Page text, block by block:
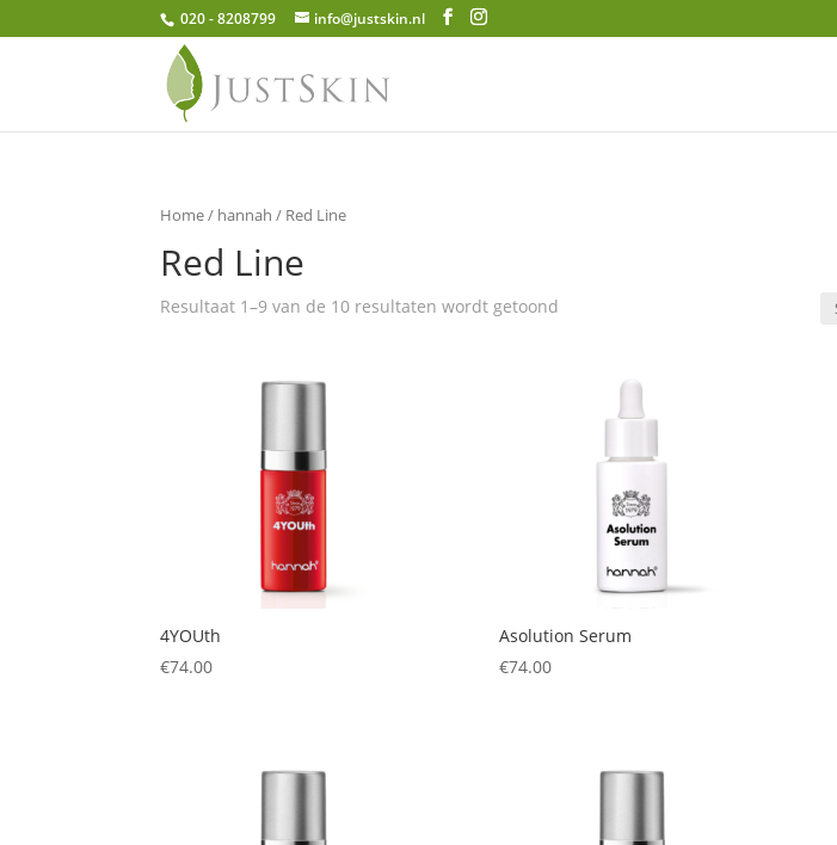
020 - 8208799 info@justskin.nl
Home/ hannah / Red Line
Red Line
Resultaat 1–9 van de 10 resultaten wordt getoond
4YOUth
€74.00
Asolution Serum
€74.00